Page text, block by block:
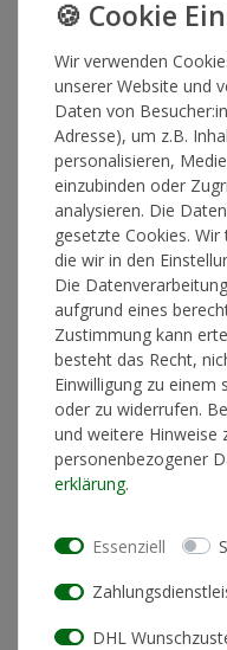
Artikelnummer15990
GRÖSSE
25,00 €*
Lieferzeit 1-3
* inkl. ges. MwSt. zzgl.
Produktinformationen
Künstlerinformationen
Wir verwenden
unserer Website und
Daten von
Adresse), um z.B.
personalisieren,
einzubinden oder
analysieren. Die
gesetzte Cookies.
die wir in den
Die
aufgrund eines
Zustimmung kann
besteht das Recht,
Einwilligung zu einem
oder zu widerrufen.
und weitere Hinweise
personenbezogener
erklärung.
Essenziell
DHL